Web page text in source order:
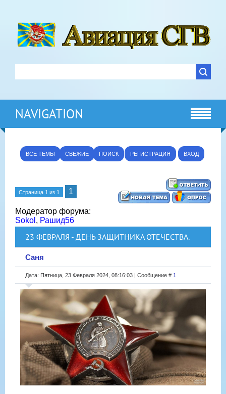
NAVIGATION
ВСЕ ТЕМЫ СВЕЖИЕ ПОИСК РЕГИСТРАЦИЯ ВХОД
Страница 1 из 1 1
Модератор форума:
Sokol , Рашид56
23 ФЕВРАЛЯ - ДЕНЬ ЗАЩИТНИКА ОТЕЧЕСТВА.
Саня
Дата: Пятница, 23 Февраля 2024, 08:16:03 | Сообщение # 1